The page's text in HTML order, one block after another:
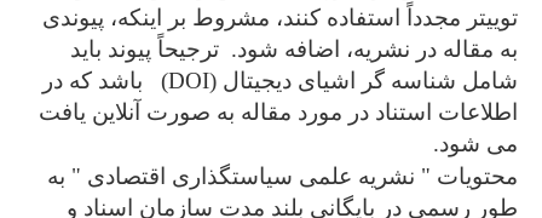
توییتر مجدداً استفاده کنند، مشروط بر اینکه، پیوندی
به مقاله در نشریه، اضافه شود. ترجیحاً پیوند باید
شامل شناسه گر اشیای دیجیتال (DOI) باشد که در
اطلاعات استناد در مورد مقاله به صورت آنلاین یافت
می شود.
محتویات " نشریه علمی سیاستگذاری اقتصادی " به
طور رسمی در بایگانی بلند مدت سازمان اسناد و